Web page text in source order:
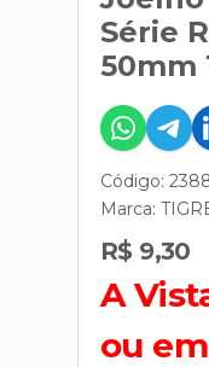
Série
50mm
Código:
Marca:
R$ 9,30
A
ou